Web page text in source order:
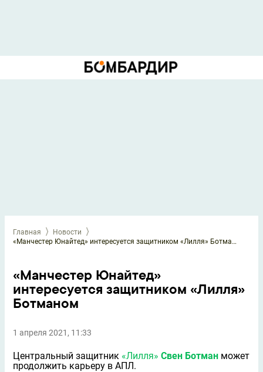
Главная
Новости
«Манчестер Юнайтед» интересуется защитником «Лилля» Ботманом
«Манчестер Юнайтед»
интересуется защитником «Лилля»
Ботманом
1 апреля 2021, 11:33
Центральный защитник «Лилля» Свен Ботман может
продолжить карьеру в АПЛ.